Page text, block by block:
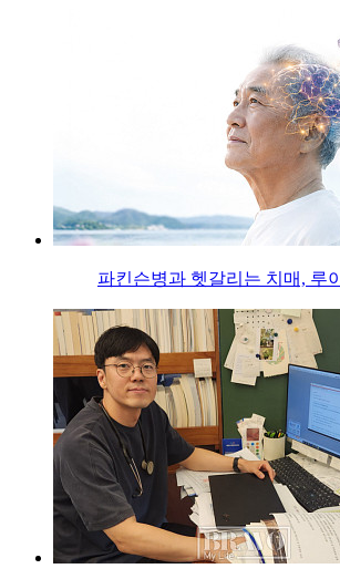
파킨슨병과 헷갈리는 치매, 루